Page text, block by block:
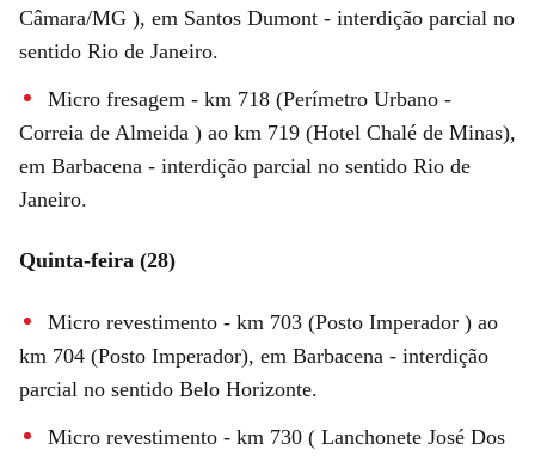
Câmara/MG ), em Santos Dumont - interdição parcial no
sentido Rio de Janeiro.
Micro fresagem - km 718 (Perímetro Urbano -
Correia de Almeida ) ao km 719 (Hotel Chalé de Minas),
em Barbacena - interdição parcial no sentido Rio de
Janeiro.
Quinta-feira (28)
Micro revestimento - km 703 (Posto Imperador ) ao
km 704 (Posto Imperador), em Barbacena - interdição
parcial no sentido Belo Horizonte.
Micro revestimento - km 730 ( Lanchonete José Dos